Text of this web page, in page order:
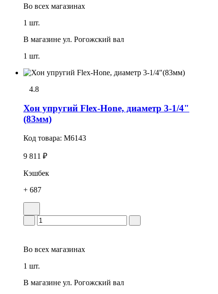
Во всех магазинах
1 шт.
В магазине ул. Рогожский вал
1 шт.
4.8
Хон упpугий Flex-Hone, диаметр 3-1/4"
(83мм)
Код товара: M6143
9 811 ₽
Кэшбек
+ 687
Во всех магазинах
1 шт.
В магазине ул. Рогожский вал